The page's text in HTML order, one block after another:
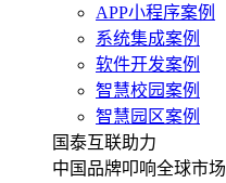
APP小程序案例
系统集成案例
软件开发案例
智慧校园案例
智慧园区案例
国泰互联助力
中国品牌叩响全球市场